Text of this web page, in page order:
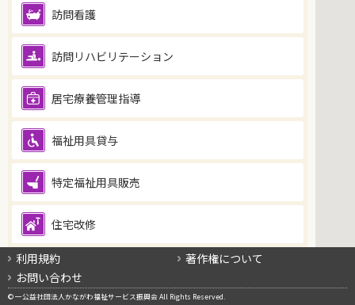
訪問看護
訪問リハビリテーション
居宅療養管理指導
福祉用具貸与
特定福祉用具販売
住宅改修
通所系サービス 全て表示 全て非表示
通所介護（デイサービス）
利用規約
著作権について
お問い合わせ
© 一公益社団法人かながわ福祉サービス振興会 All Rights Reserved.